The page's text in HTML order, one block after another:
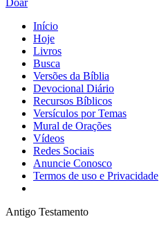
Início
Hoje
Livros
Busca
Versões da Bíblia
Devocional Diário
Recursos Bíblicos
Versículos por Temas
Mural de Orações
Vídeos
Redes Sociais
Anuncie Conosco
Termos de uso e Privacidade
Antigo Testamento